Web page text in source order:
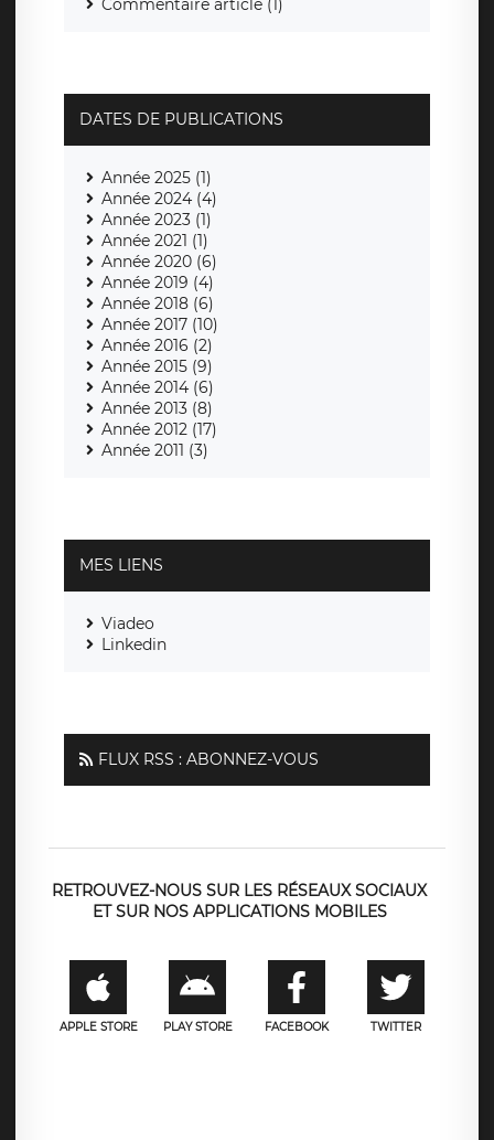
Commentaire article (1)
DATES DE PUBLICATIONS
Année 2025 (1)
Année 2024 (4)
Année 2023 (1)
Année 2021 (1)
Année 2020 (6)
Année 2019 (4)
Année 2018 (6)
Année 2017 (10)
Année 2016 (2)
Année 2015 (9)
Année 2014 (6)
Année 2013 (8)
Année 2012 (17)
Année 2011 (3)
MES LIENS
Viadeo
Linkedin
FLUX RSS : ABONNEZ-VOUS
RETROUVEZ-NOUS SUR LES RÉSEAUX SOCIAUX
ET SUR NOS APPLICATIONS MOBILES
APPLE STORE PLAY STORE FACEBOOK TWITTER